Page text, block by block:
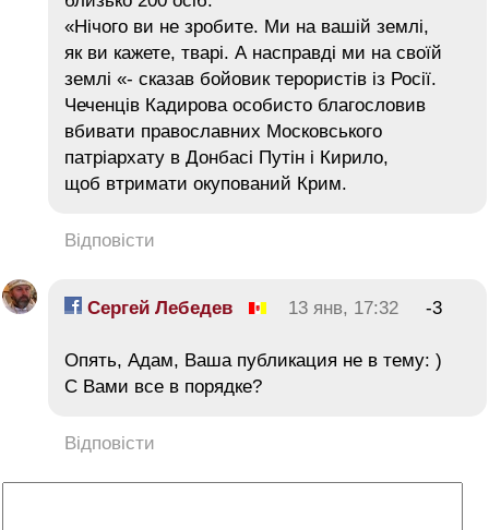
«Нічого ви не зробите. Ми на вашій землі,
як ви кажете, тварі. А насправді ми на своїй
землі «- сказав бойовик терористів із Росії.
Чеченців Кадирова особисто благословив
вбивати православних Московського
патріархату в Донбасі Путін і Кирило,
щоб втримати окупований Крим.
Відповісти
Сергей Лебедев 13 янв, 17:32 -3
Опять, Адам, Ваша публикация не в тему: )
С Вами все в порядке?
Відповісти